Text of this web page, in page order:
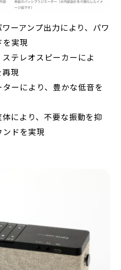
ーアンプ出力により、パワ
実現
テレオスピーカーによ
現
ーにより、豊かな低音を
により、不要な振動を抑
ドを実現